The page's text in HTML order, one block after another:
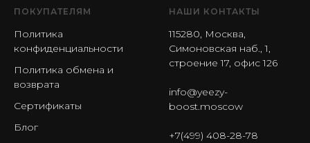
ПОКУПАТЕЛЯМ
Политика
конфиденциальности
Политика обмена и
возврата
Сертификаты
Блог
НАШИ КОНТАКТЫ
115280, Москва,
Симоновская наб., 1,
строение 17, офис 126
info@yeezy-
boost.moscow
+7(499) 408-28-78